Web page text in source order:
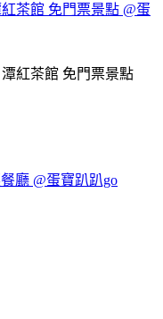
茶館 免門票景點 @蛋
廳 @蛋寶趴趴go